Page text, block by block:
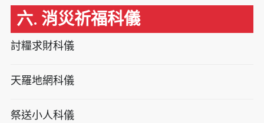
六. 消災祈福科儀
討糧求財科儀
天羅地網科儀
祭送小人科儀